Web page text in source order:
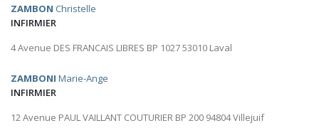
ZAMBON Christelle
INFIRMIER
4 Avenue DES FRANCAIS LIBRES BP 1027 53010 Laval
ZAMBONI Marie-Ange
INFIRMIER
12 Avenue PAUL VAILLANT COUTURIER BP 200 94804 Villejuif